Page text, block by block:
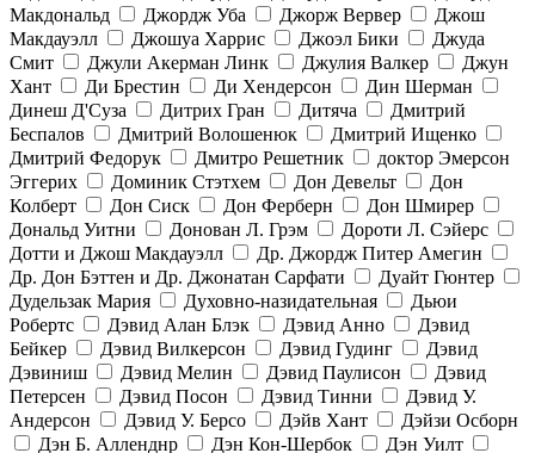
Макдональд
Джордж Уба Джорж Вервер
Джош
Макдауэлл
Джошуа Харрис Джоэл Бики
Джуда
Смит
Джули Акерман Линк Джулия Валкер
Джун
Хант
Ди Брестин Ди Хендерсон
Дин Шерман
Динеш Д'Суза
Дитрих Гран Дитяча
Дмитрий
Беспалов
Дмитрий Волошенюк
Дмитрий Ищенко
Дмитрий Федорук
Дмитро Решетник
доктор Эмерсон
Эггерих
Доминик Стэтхем Дон Девельт
Дон
Колберт
Дон Сиск Дон Ферберн
Дон Шмирер
Дональд Уитни
Донован Л. Грэм
Дороти Л. Сэйерс
Дотти и Джош Макдауэлл
Др. Джордж Питер Амегин
Др. Дон Бэттен и Др. Джонатан Сарфати
Дуайт Гюнтер
Дудельзак Мария
Духовно-назидательная
Дьюи
Робертс
Дэвид Алан Блэк Дэвид Анно
Дэвид
Бейкер
Дэвид Вилкерсон Дэвид Гудинг
Дэвид
Дэвиниш
Дэвид Мелин Дэвид Паулисон
Дэвид
Петерсен
Дэвид Посон Дэвид Тинни
Дэвид У.
Андерсон
Дэвид У. Берсо Дэйв Хант
Дэйзи Осборн
Дэн Б. Алленднр
Дэн Кон-Шербок
Дэн Уилт